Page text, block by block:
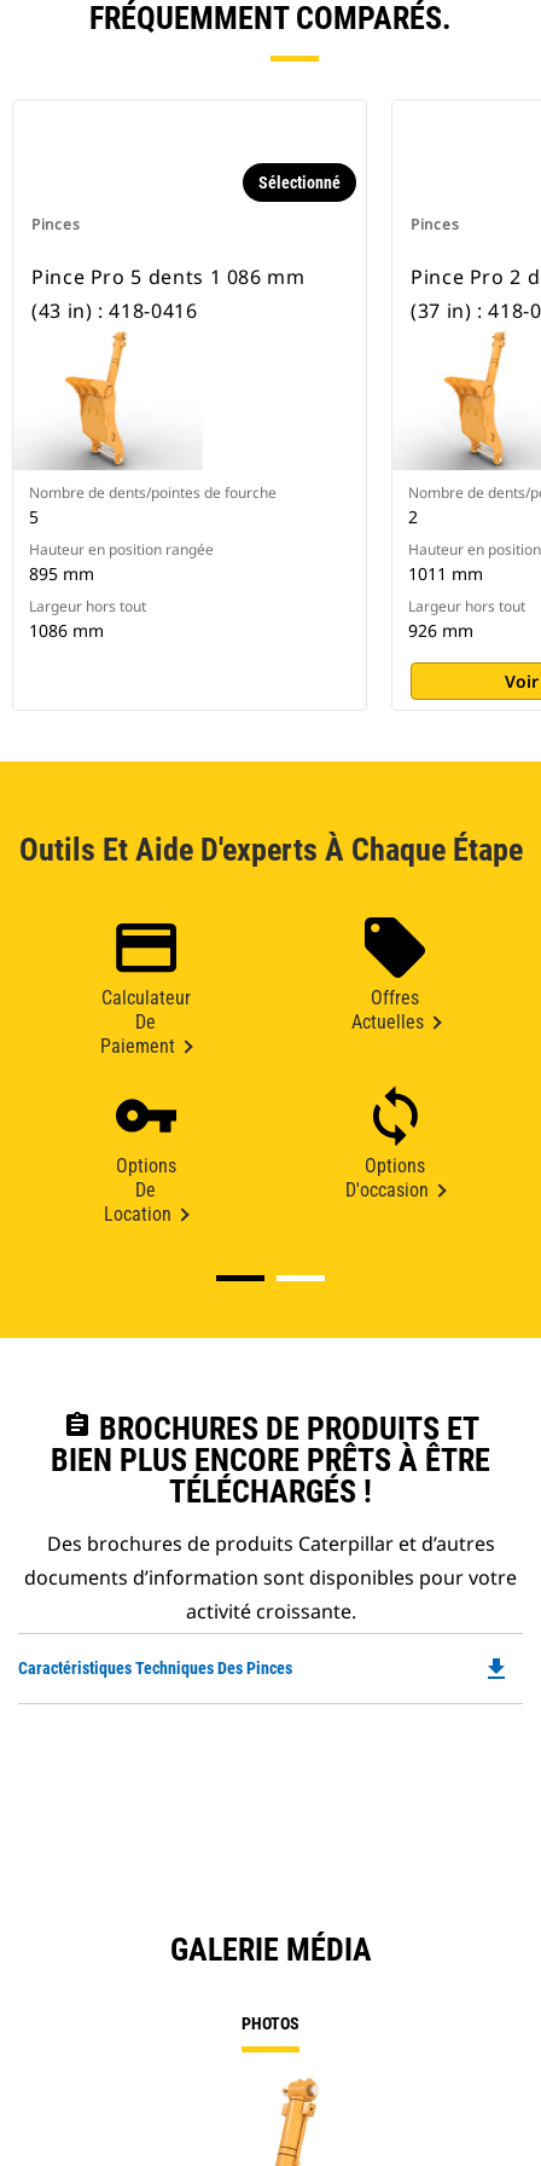
FRÉQUEMMENT COMPARÉS.
Pinces
Sélectionné
Pince Pro 5 dents 1 086 mm
(43 in) : 418-0416
Nombre de dents/pointes de fourche
5
Hauteur en position rangée
895 mm
Largeur hors tout
1086 mm
Pinces
Pince Pro 2
(37 in) : 418-
Nombre de dents/
2
Hauteur en
1011 mm
Largeur hors tout
926 mm
Outils Et Aide D'experts À Chaque Étape
Calculateur
De
Paiement
Offres
Actuelles
Options
De
Location
Options
D'occasion
assignment BROCHURES DE PRODUITS ET
BIEN PLUS ENCORE PRÊTS À ÊTRE
TÉLÉCHARGÉS !
Des brochures de produits Caterpillar et d’autres
documents d’information sont disponibles pour votre
activité croissante.
Caractéristiques Techniques Des Pinces file_download
GALERIE MÉDIA
PHOTOS